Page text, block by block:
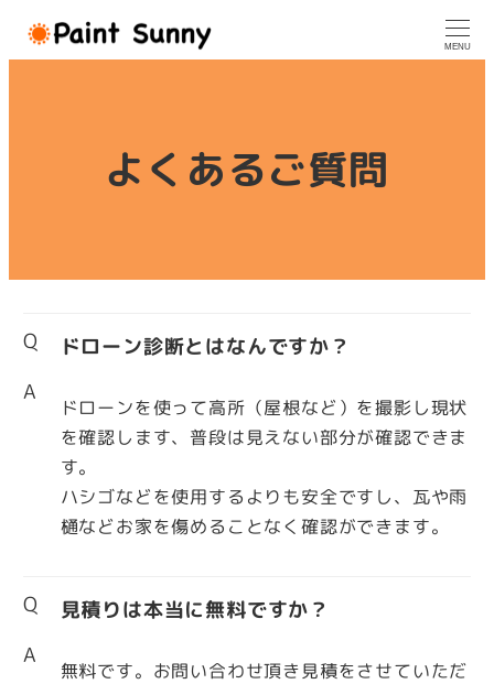
ン
MENU
よくあるご質問
Q
ドローン診断とはなんですか？
A
ドローンを使って高所（屋根など）を撮影し現状
を確認します、普段は見えない部分が確認できま
す。
ハシゴなどを使用するよりも安全ですし、瓦や雨
樋などお家を傷めることなく確認ができます。
Q
見積りは本当に無料ですか？
A
無料です。お問い合わせ頂き見積をさせていただ